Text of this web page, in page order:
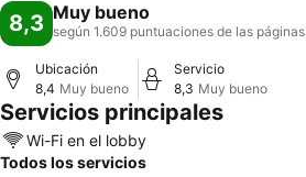
8,3 Muy bueno
según 1.609 puntuaciones de las páginas
Ubicación
8,4 Muy bueno
Servicio
8,3 Muy bueno
Servicios principales
Wi-Fi en el lobby
Todos los servicios